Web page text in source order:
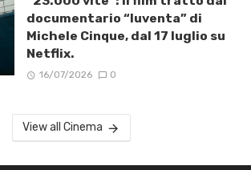
documentario “Iuventa” di
Michele Cinque, dal 17 luglio su
Netflix.
16/07/2026 0
View all Cinema